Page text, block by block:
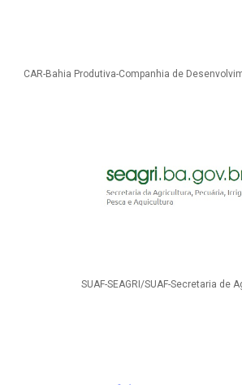
CAR-Bahia Produtiva-Companhia de
SUAF-SEAGRI/SUAF-Secretaria de